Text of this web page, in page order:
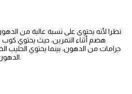
نظرا لأنه يحتوى على نسبة عالية من
الدهون، وفقًا لوزارة الزراعة الأمريكية.